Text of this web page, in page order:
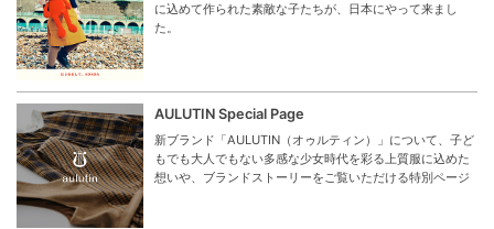
に込めて作られた素敵な子たちが、日本にやって来まし
た。
AULUTIN Special Page
新ブランド「AULUTIN（オゥルティン）」について、子ど
もでも大人でもない多感な少女時代を彩る上質服に込めた
想いや、ブランドストーリーをご覧いただける特別ページ